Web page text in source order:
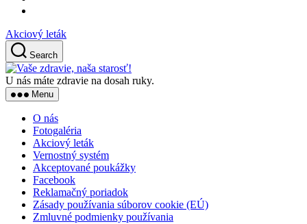
Akciový leták
Search
zdravie,
U nás máte zdravie na dosah ruky.
Menu
O nás
Fotogaléria
Akciový leták
Vernostný systém
Akceptované poukážky
Facebook
Reklamačný poriadok
Zásady používania súborov cookie (EÚ)
Zmluvné podmienky používania